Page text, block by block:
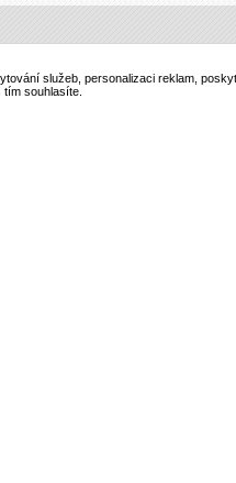
služeb, personalizaci reklam,
souhlasíte.